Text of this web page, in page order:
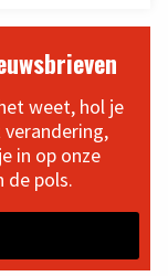
weet, hol je
in op onze
de pols.